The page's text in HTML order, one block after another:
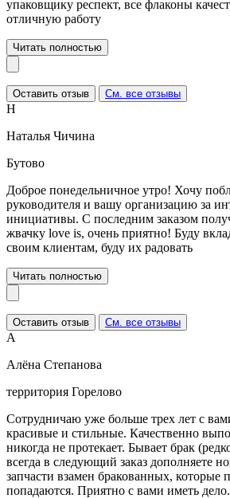
упаковщику респект, все флаконы
отличную работу
Читать полностью
Оставить отзыв См. все отзывы
Н
Наталья Чичина
Бутово
Доброе понедельничное утро! Хочу
руководителя и вашу организацию за
инициативы. С последним заказом
жвачку love is, очень приятно! Буду
своим клиентам, буду их радовать
Читать полностью
Оставить отзыв См. все отзывы
А
Алёна Степанова
территория Горелово
Сотрудничаю уже больше трех лет с
красивые и стильные. Качественно
никогда не протекает. Бывает брак
всегда в следующий заказ дополняете
запчасти взамен бракованных, которые
попадаются. Приятно с вами иметь дело.